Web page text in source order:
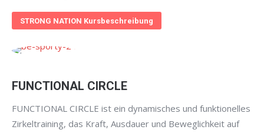
STRONG NATION Kursbeschreibung
FUNCTIONAL CIRCLE
FUNCTIONAL CIRCLE ist ein dynamisches und funktionelles
Zirkeltraining, das Kraft, Ausdauer und Beweglichkeit auf